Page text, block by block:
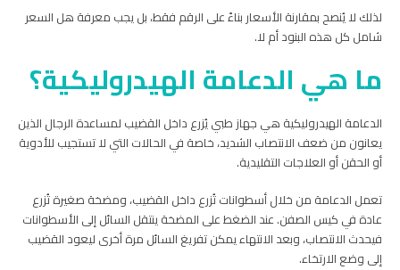
لذلك لا يُنصح بمقارنة الأسعار بناءً على الرقم فقط، بل يجب معرفة هل السعر
شامل كل هذه البنود أم لا.
ما هي الدعامة الهيدروليكية؟
الدعامة الهيدروليكية هي جهاز طبي يُزرع داخل القضيب لمساعدة الرجال الذين
يعانون من ضعف الانتصاب الشديد، خاصة في الحالات التي لا تستجيب للأدوية
أو الحقن أو العلاجات التقليدية.
تعمل الدعامة من خلال أسطوانات تُزرع داخل القضيب، ومضخة صغيرة تُزرع
عادة في كيس الصفن. عند الضغط على المضخة ينتقل السائل إلى الأسطوانات
فيحدث الانتصاب، وبعد الانتهاء يمكن تفريغ السائل مرة أخرى ليعود القضيب
إلى وضع الارتخاء.